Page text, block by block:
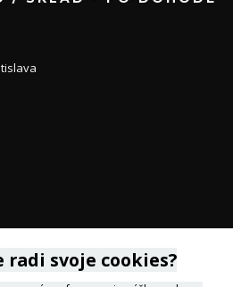
radi svoje cookies?